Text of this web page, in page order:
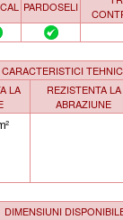
PARDOSELI
CARACTERISTICI
LA
REZISTENTA LA
ABRAZIUNE
DIMENSIUNI